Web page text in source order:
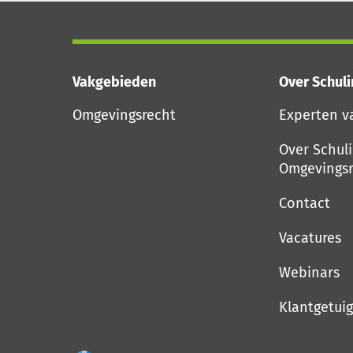
Vakgebieden
Omgevingsrecht
Over
Experten
Over
Contact
Vacatures
Webinars